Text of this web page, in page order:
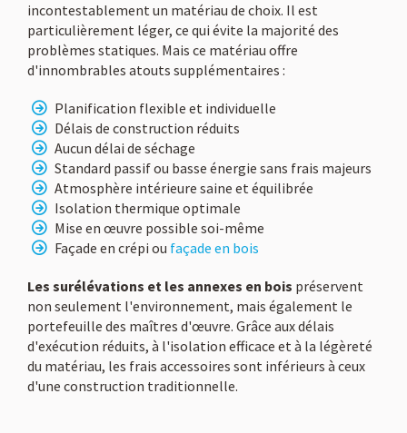
incontestablement un matériau de choix. Il est
particulièrement léger, ce qui évite la majorité des
problèmes statiques. Mais ce matériau offre
d'innombrables atouts supplémentaires :
Planification flexible et individuelle
Délais de construction réduits
Aucun délai de séchage
Standard passif ou basse énergie sans frais majeurs
Atmosphère intérieure saine et équilibrée
Isolation thermique optimale
Mise en œuvre possible soi-même
Façade en crépi ou façade en bois
Les surélévations et les annexes en bois préservent
non seulement l'environnement, mais également le
portefeuille des maîtres d'œuvre. Grâce aux délais
d'exécution réduits, à l'isolation efficace et à la légèreté
du matériau, les frais accessoires sont inférieurs à ceux
d'une construction traditionnelle.